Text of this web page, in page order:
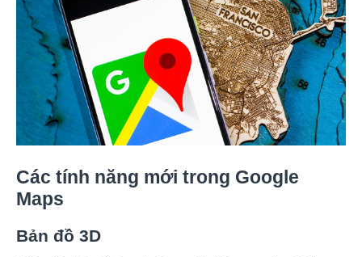
Các tính năng mới trong Google
Maps
Bản đồ 3D